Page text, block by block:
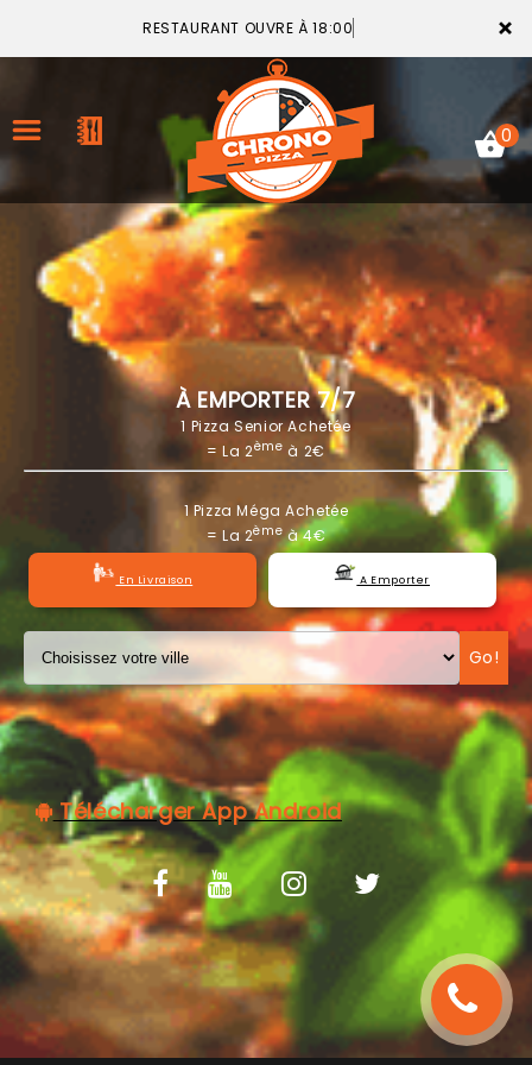
×
RESTAURANT OUVRE À 18:00
ACCUEIL
LA CARTE
VOTRE COMPTE
NOTRE RESTAURANT
VOS AVIS
MENTIONS LÉGALES
0
À EMPORTER 7/7
1 Pizza Senior Achetée
= La 2ème à 2€
1 Pizza Méga Achetée
= La 2èmeà 4€
En Livraison A Emporter
Go!
Télécharger App Android